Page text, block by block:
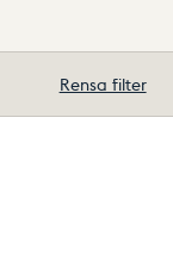
Rensa filter